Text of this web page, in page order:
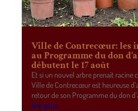
Ville de Contrecœur: les
au Programme du don
débutent le 17 août
Et si un nouvel arbre prenait racine
Ville de Contrecœur est heureuse
retour de son Programme du don
lire plus